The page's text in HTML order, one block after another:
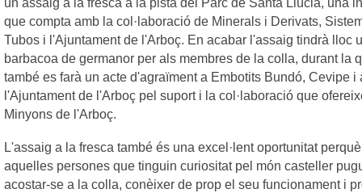
un assaig a la fresca a la pista del Parc de Santa Llúcia, una
que compta amb la col·laboració de Minerals i Derivats,
Tubos i l'Ajuntament de l'Arboç. En acabar l'assaig tindrà lloc
barbacoa de germanor per als membres de la colla, durant la
també es farà un acte d'agraïment a Embotits Bundó, Cevipe i
l'Ajuntament de l'Arboç pel suport i la col·laboració que
Minyons de l'Arboç.
L'assaig a la fresca també és una excel·lent oportunitat
aquelles persones que tinguin curiositat pel món casteller
acostar-se a la colla, conèixer de prop el seu funcionament i